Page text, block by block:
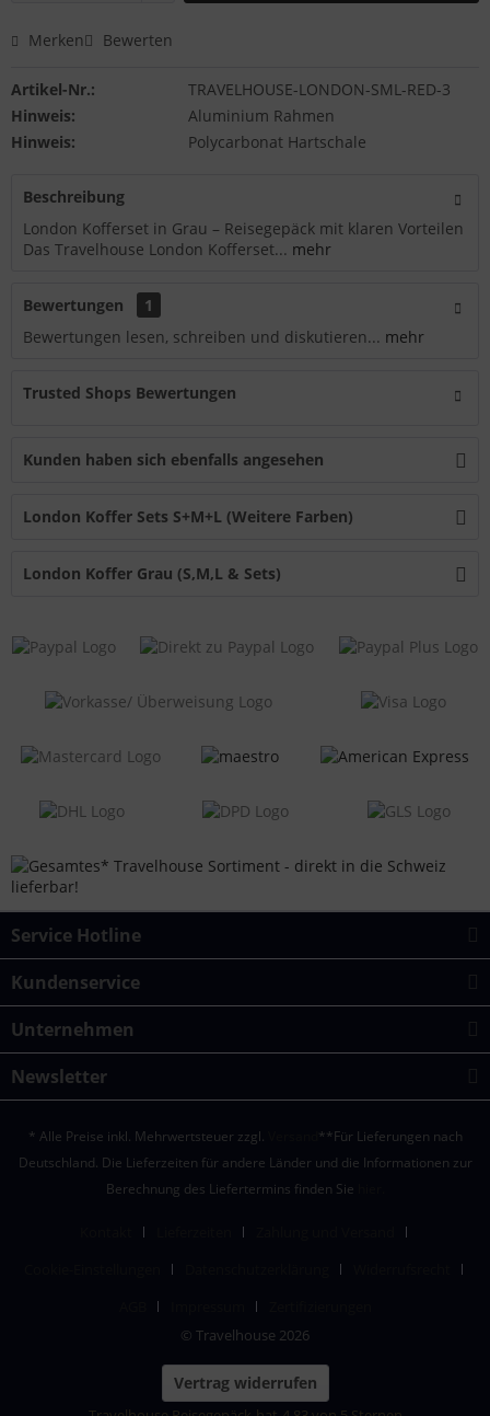
Merken Bewerten
Artikel-Nr.:
TRAVELHOUSE-LONDON-SML-RED-3
Hinweis:
Aluminium Rahmen
Hinweis:
Polycarbonat Hartschale
Beschreibung
London Kofferset in Grau – Reisegepäck mit klaren Vorteilen
Das Travelhouse London Kofferset... mehr
Bewertungen
1
Bewertungen lesen, schreiben und diskutieren... mehr
Trusted Shops Bewertungen
Kunden haben sich ebenfalls angesehen
London Koffer Sets S+M+L (Weitere Farben)
London Koffer Grau (S,M,L & Sets)
Service Hotline
Kundenservice
Unternehmen
Newsletter
* Alle Preise inkl. Mehrwertsteuer zzgl.
**Für Lieferungen nach
Deutschland. Die Lieferzeiten für andere Länder und die Informationen zur
Berechnung des Liefertermins finden Sie
© Travelhouse 2026
Vertrag widerrufen